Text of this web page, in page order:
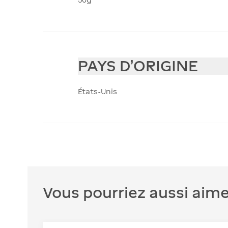
PAYS D'ORIGINE
États-Unis
Vous pourriez aussi